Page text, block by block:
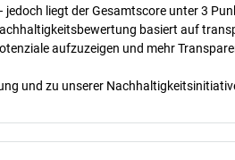
liegt der Gesamtscore unter 3
basiert auf
aufzuzeigen und mehr
und zu unserer